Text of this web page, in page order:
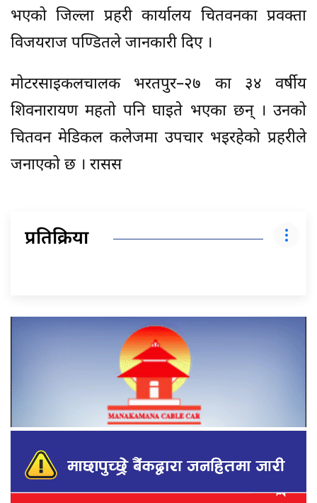
भएको जिल्ला प्रहरी कार्यालय चितवनका प्रवक्ता
विजयराज पण्डितले जानकारी दिए ।
मोटरसाइकलचालक भरतपुर–२७ का ३४ वर्षीय
शिवनारायण महतो पनि घाइते भएका छन् । उनको
चितवन मेडिकल कलेजमा उपचार भइरहेको प्रहरीले
जनाएको छ । रासस
प्रतिक्रिया